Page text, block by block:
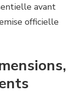
avant
officielle